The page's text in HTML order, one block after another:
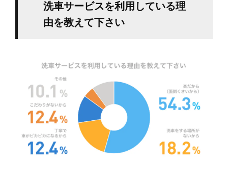
洗車サービスを利用している理
由を教えて下さい